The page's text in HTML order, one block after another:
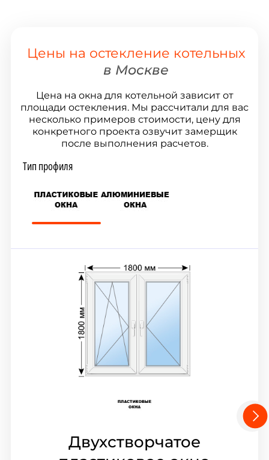
Цены на остекление котельных
в Москве
Цена на окна для котельной зависит от
площади остекления. Мы рассчитали для вас
несколько примеров стоимости, цену для
конкретного проекта озвучит замерщик
после выполнения расчетов.
Тип профиля
Двухстворчатое